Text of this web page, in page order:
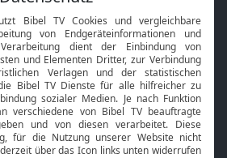
Smart TV
HbbTV
Bibelthek Online-Bibel
Nächster Gottesdienst
Service